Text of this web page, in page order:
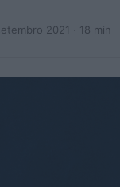
2021 · 18 min